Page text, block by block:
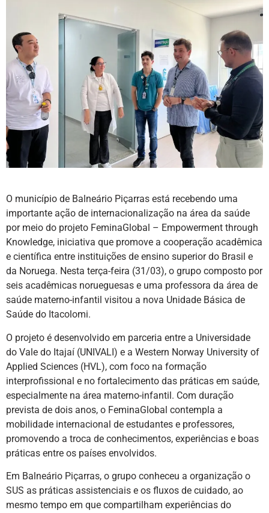
O município de Balneário Piçarras está recebendo uma
importante ação de internacionalização na área da saúde
por meio do projeto FeminaGlobal – Empowerment through
Knowledge, iniciativa que promove a cooperação acadêmica
e científica entre instituições de ensino superior do Brasil e
da Noruega. Nesta terça-feira (31/03), o grupo composto por
seis acadêmicas norueguesas e uma professora da área de
saúde materno-infantil visitou a nova Unidade Básica de
Saúde do Itacolomi.
O projeto é desenvolvido em parceria entre a Universidade
do Vale do Itajaí (UNIVALI) e a Western Norway University of
Applied Sciences (HVL), com foco na formação
interprofissional e no fortalecimento das práticas em saúde,
especialmente na área materno-infantil. Com duração
prevista de dois anos, o FeminaGlobal contempla a
mobilidade internacional de estudantes e professores,
promovendo a troca de conhecimentos, experiências e boas
práticas entre os países envolvidos.
Em Balneário Piçarras, o grupo conheceu a organização o
SUS as práticas assistenciais e os fluxos de cuidado, ao
mesmo tempo em que compartilham experiências do